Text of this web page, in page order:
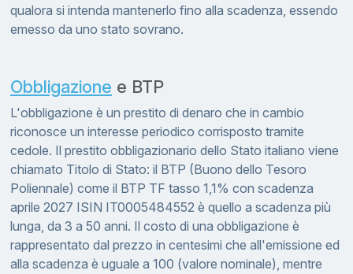
qualora si intenda mantenerlo fino alla scadenza, essendo
emesso da uno stato sovrano.
Obbligazione e BTP
L'obbligazione è un prestito di denaro che in cambio
riconosce un interesse periodico corrisposto tramite
cedole. Il prestito obbligazionario dello Stato italiano viene
chiamato Titolo di Stato: il BTP (Buono dello Tesoro
Poliennale) come il BTP TF tasso 1,1% con scadenza
aprile 2027 ISIN IT0005484552 è quello a scadenza più
lunga, da 3 a 50 anni. Il costo di una obbligazione è
rappresentato dal prezzo in centesimi che all'emissione ed
alla scadenza è uguale a 100 (valore nominale), mentre